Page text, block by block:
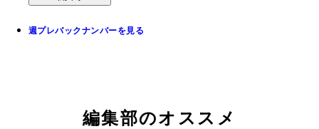
週プレバックナンバーを見る
編集部のオススメ